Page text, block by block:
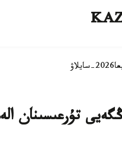
2026-سايلاۋ
تۇرعىسىنان